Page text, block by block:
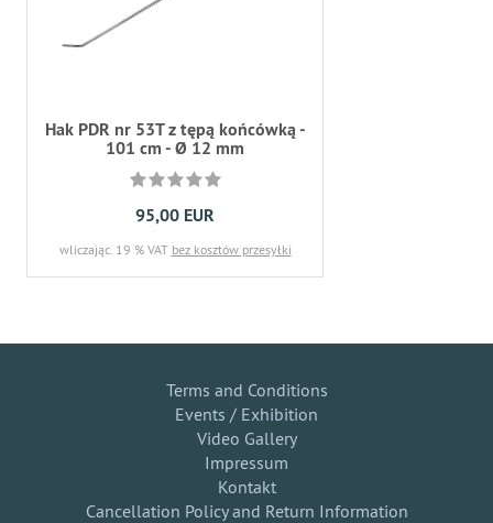
Hak PDR nr 53T z tępą końcówką -
101 cm - Ø 12 mm
95,00 EUR
wliczając. 19 % VAT bez kosztów przesyłki
Terms and Conditions
Events / Exhibition
Video Gallery
Impressum
Kontakt
Cancellation Policy and Return Information